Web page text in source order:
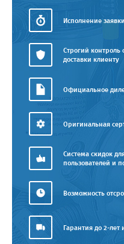
Исполнение
Строгий контроль
доставки клиенту
Официальное
Оригинальная
Система скидок
пользователей и
Возможность
Гарантия до 2-лет